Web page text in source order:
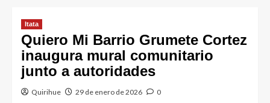
Itata
Quiero Mi Barrio Grumete Cortez
inaugura mural comunitario
junto a autoridades
Quirihue 29 de enero de 2026 0